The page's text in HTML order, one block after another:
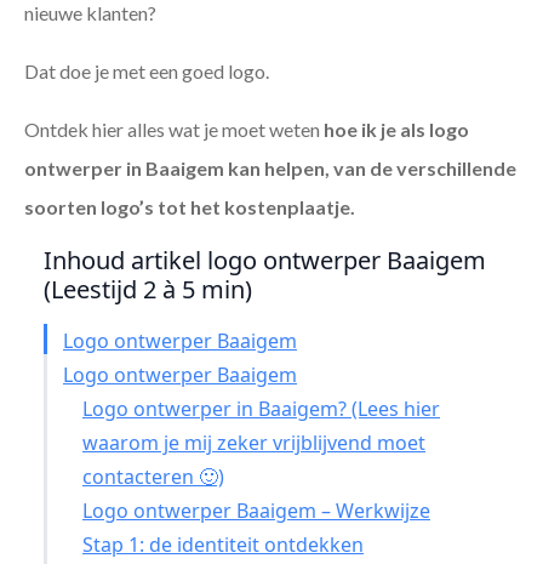
nieuwe klanten?
Dat doe je met een goed logo.
Ontdek hier alles wat je moet weten hoe ik je als logo
ontwerper in Baaigem kan helpen, van de verschillende
soorten logo’s tot het kostenplaatje.
Inhoud artikel logo ontwerper Baaigem
(Leestijd 2 à 5 min)
Logo ontwerper Baaigem
Logo ontwerper Baaigem
Logo ontwerper in Baaigem? (Lees hier
waarom je mij zeker vrijblijvend moet
contacteren 🙂)
Logo ontwerper Baaigem – Werkwijze
Stap 1: de identiteit ontdekken